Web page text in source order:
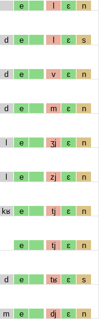
e l ɛ n
d e l ɛ s
d e v ɛ n
d e m ɛ n
l e ʒj ɛ n
l e zj ɛ n
kʁ e tj ɛ n
e tj ɛ n
d e tʁ ɛ s
m e dj ɛ n